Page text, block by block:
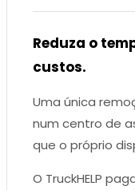
Reduza o
custos.
Uma única
num centro de
que o próprio
O TruckHELP